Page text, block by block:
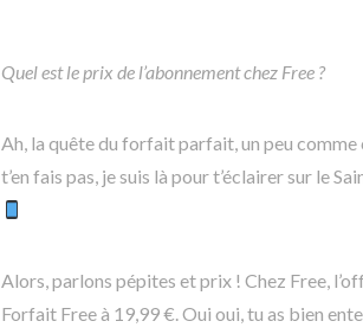
Quel est le prix de l’abonnement chez Free ?
Ah, la quête du forfait parfait, un peu
t’en fais pas, je suis là pour t’éclairer sur le
Alors, parlons pépites et prix ! Chez Free,
Forfait Free à 19,99 €. Oui oui, tu as bien